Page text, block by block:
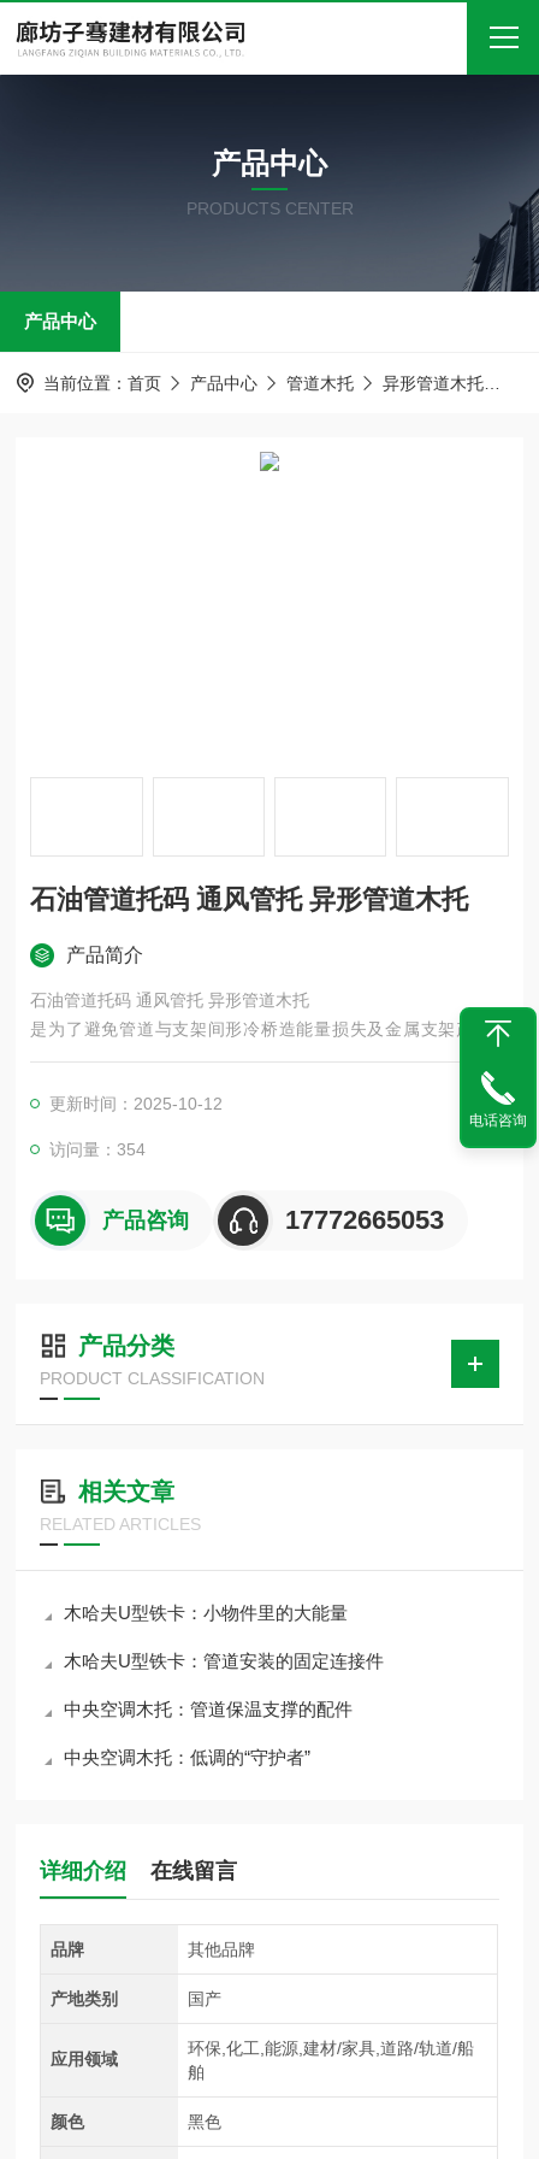
关于我们
产品中心
在线留言
产品中心
PRODUCTS CENTER
产品中心
当前位置： 首页 产品中心 管道木托 异形管道木托
石油管道托码 通风管托 异形管道木托
产品简介
石油管道托码 通风管托 异形管道木托
是为了避免管道与支架间形冷桥造能量损失及金属支架产凝结
水，也就是说加木托的原因是可以更好的做好保温，还有就是木
托的传导要远远低于铁的传导，那样在制冷运行时，冷剂水的冷
量就不会直接通过管道外壁直接传递给固定支架，减少了冷凝现
象的发生，降低了凝结水对装修的破坏。
更新时间：2025-10-12
访问量：354
产品咨询 17772665053
产品分类
PRODUCT CLASSIFICATION
相关文章
RELATED ARTICLES
木哈夫U型铁卡：小物件里的大能量
木哈夫U型铁卡：管道安装的固定连接件
中央空调木托：管道保温支撑的配件
中央空调木托：低调的“守护者”
详细介绍 在线留言
品牌 其他品牌
产地类别 国产
应用领域
环保,化工,能源,建材/家具,道路/轨道/船
舶
颜色 黑色
电话咨询